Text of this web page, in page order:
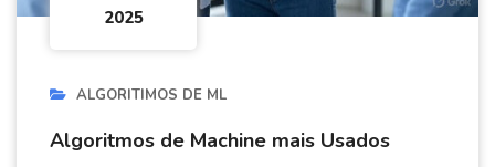
2025
ALGORITIMOS DE ML
Algoritmos de Machine mais Usados